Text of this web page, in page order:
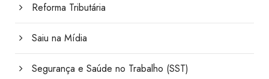
Reforma Tributária
Saiu na Mídia
Segurança e Saúde no Trabalho (SST)